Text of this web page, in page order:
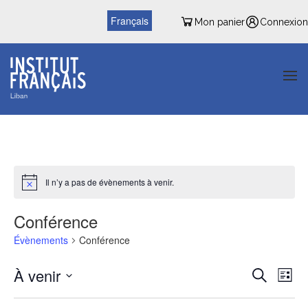
Mon panier Connexion
Français
Il n’y a pas de évènements à venir.
Conférence
Évènements Conférence
et
Recherche
de
Liste
À venir